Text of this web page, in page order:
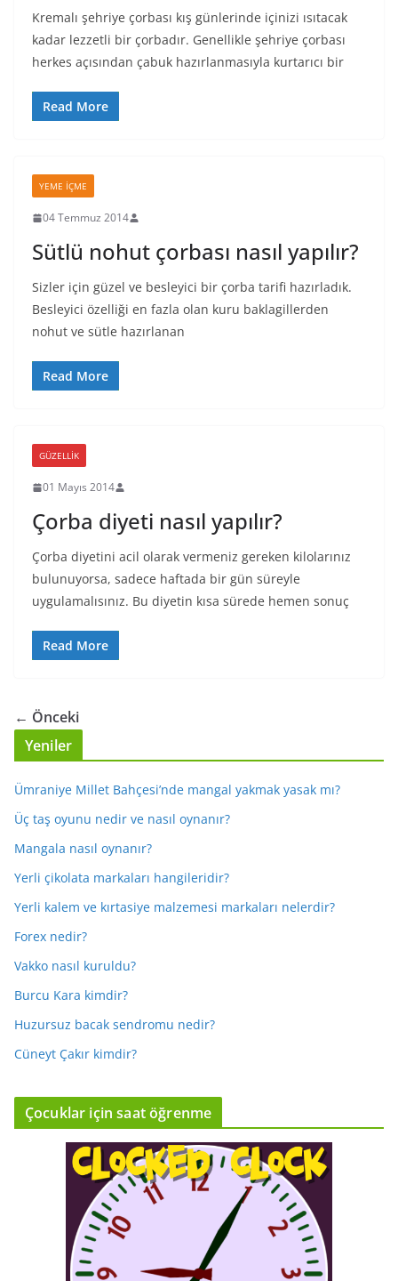
Kremalı şehriye çorbası kış günlerinde içinizi ısıtacak
kadar lezzetli bir çorbadır. Genellikle şehriye çorbası
herkes açısından çabuk hazırlanmasıyla kurtarıcı bir
Read More
YEME İÇME
04 Temmuz 2014
Sütlü nohut çorbası nasıl yapılır?
Sizler için güzel ve besleyici bir çorba tarifi hazırladık.
Besleyici özelliği en fazla olan kuru baklagillerden
nohut ve sütle hazırlanan
Read More
GÜZELLIK
01 Mayıs 2014
Çorba diyeti nasıl yapılır?
Çorba diyetini acil olarak vermeniz gereken kilolarınız
bulunuyorsa, sadece haftada bir gün süreyle
uygulamalısınız. Bu diyetin kısa sürede hemen sonuç
Read More
← Önceki
Yeniler
Ümraniye Millet Bahçesi’nde mangal yakmak yasak mı?
Üç taş oyunu nedir ve nasıl oynanır?
Mangala nasıl oynanır?
Yerli çikolata markaları hangileridir?
Yerli kalem ve kırtasiye malzemesi markaları nelerdir?
Forex nedir?
Vakko nasıl kuruldu?
Burcu Kara kimdir?
Huzursuz bacak sendromu nedir?
Cüneyt Çakır kimdir?
Çocuklar için saat öğrenme